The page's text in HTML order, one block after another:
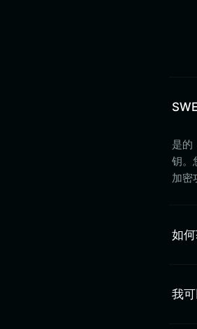
是的
钥。
加密
如
我